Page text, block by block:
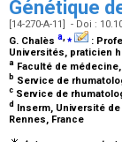
Génétique
[14-270-A-11] - Doi :
G. Chalès a,⁎ :
Universités, praticien
a Faculté de
b Service de
c Service de
d Inserm, Université de
Rennes, France